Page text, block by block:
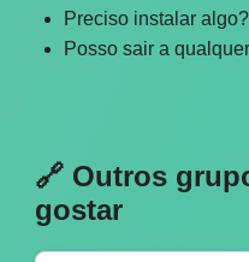
Preciso instalar
Posso sair a
🔗 Outros
gostar